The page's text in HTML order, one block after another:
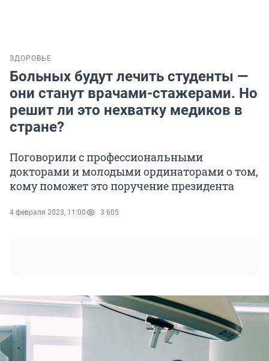
ЗДОРОВЬЕ
Больных будут лечить студенты —
они станут врачами-стажерами. Но
решит ли это нехватку медиков в
стране?
Поговорили с профессиональными
докторами и молодыми ординаторами о том,
кому поможет это поручение президента
4 февраля 2023, 11:00 3 605